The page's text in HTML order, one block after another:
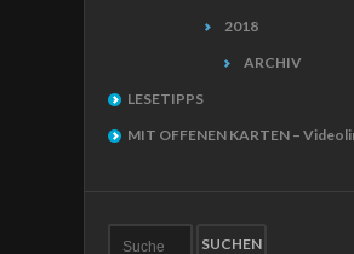
2018
ARCHIV
LESETIPPS
MIT OFFENEN KARTEN –